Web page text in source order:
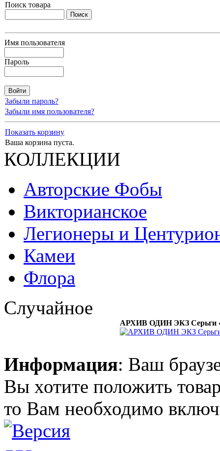
Поиск товара
Имя пользователя
Пароль
Забыли пароль?
Забыли имя пользователя?
Показать корзину
Ваша корзина пуста.
КОЛЛЕКЦИИ
Авторские Фобы
Викторианское
Легионеры и
Камеи
Флора
Случайное
АРХИВ ОДИН ЭКЗ Серьги
Информация: Ваш
Вы хотите положить
то Вам необходимо